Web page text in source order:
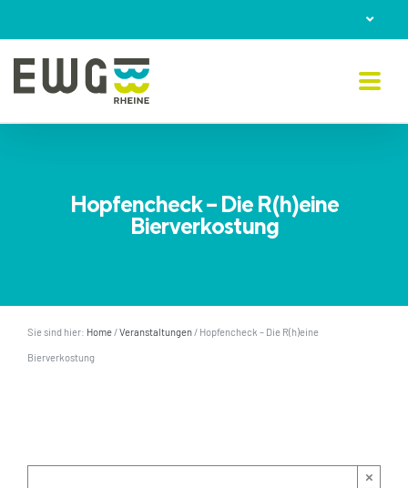
to
content
Hopfencheck – Die R(h)eine
Bierverkostung
Sie sind hier: Home/Veranstaltungen/ Hopfencheck – Die R(h)eine
Bierverkostung
×